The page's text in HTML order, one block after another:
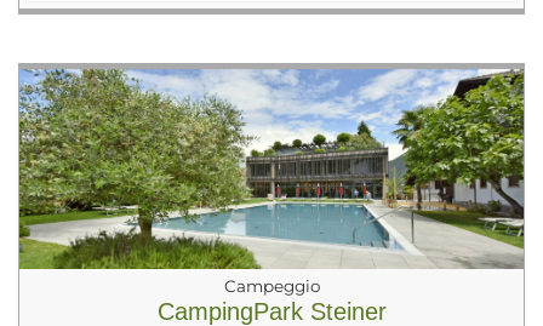
Campeggio
CampingPark Steiner